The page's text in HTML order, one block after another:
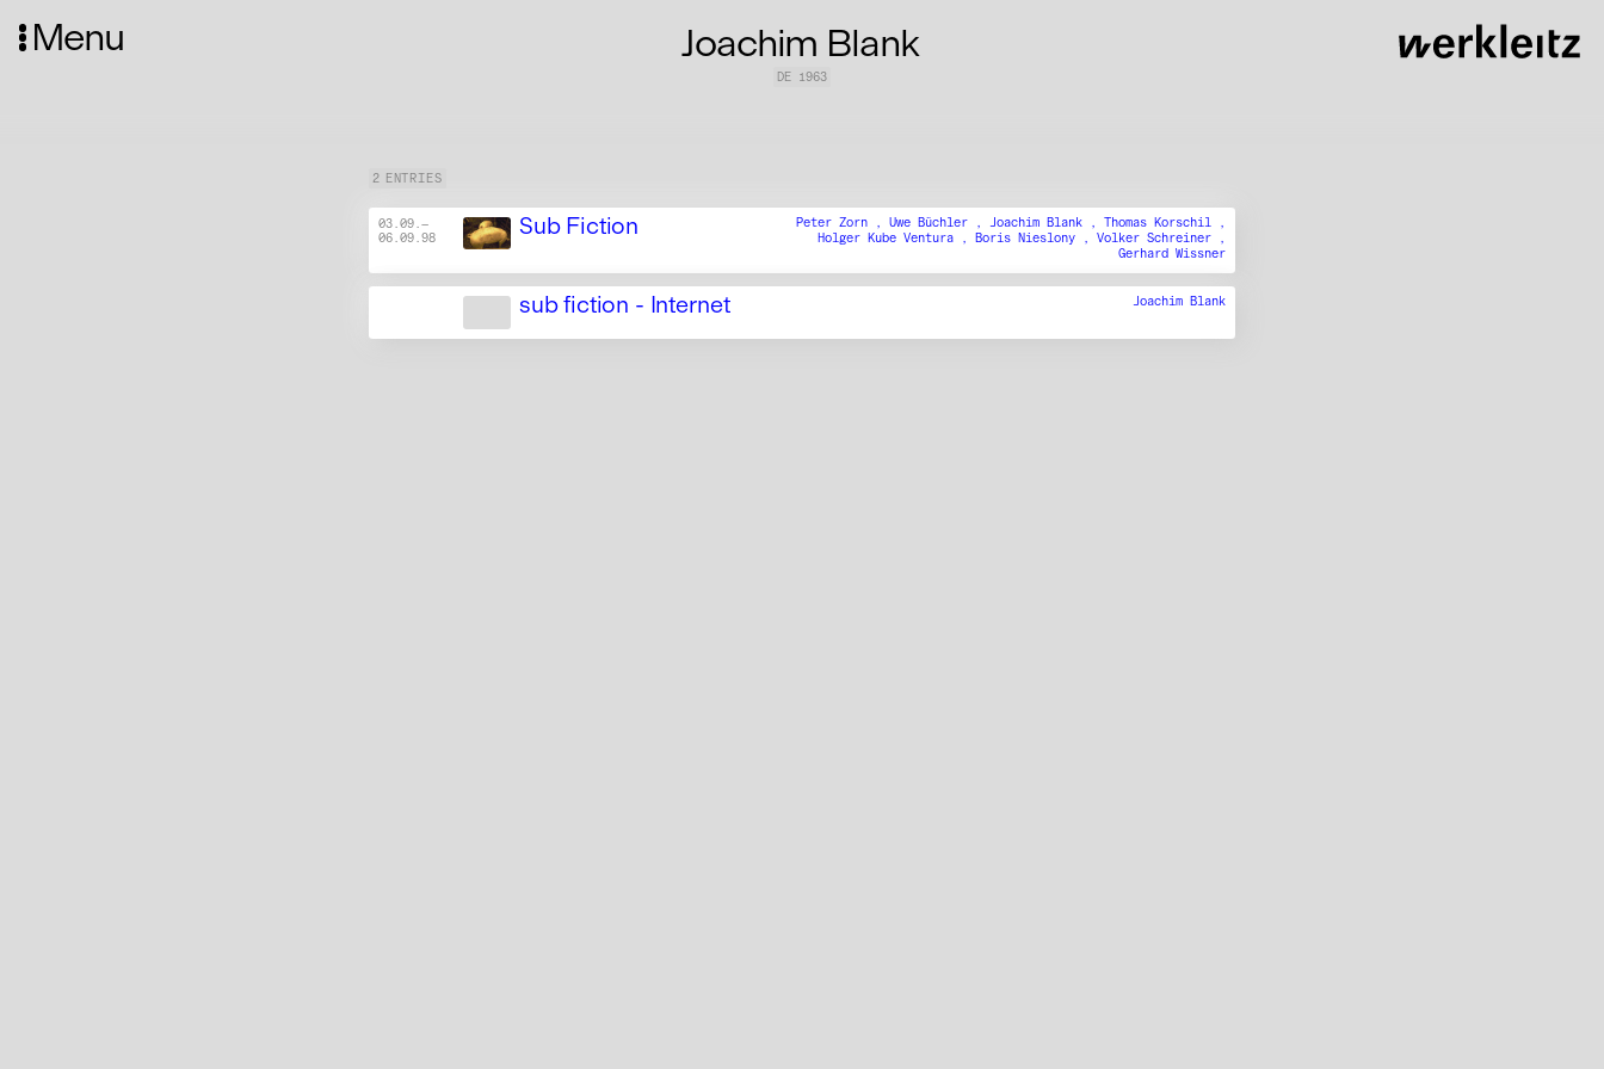
Menu Joachim Blank
DE 1963
2 ENTRIES
03.09.—
06.09.98
Sub Fiction Peter Zorn , Uwe Büchler , Joachim Blank , Thomas Korschil ,
Holger Kube Ventura , Boris Nieslony , Volker Schreiner ,
Gerhard Wissner
sub fiction - Internet Joachim Blank